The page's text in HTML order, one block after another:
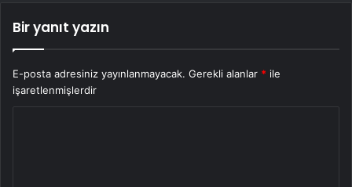
Bir yanıt yazın
E-posta adresiniz yayınlanmayacak. Gerekli alanlar * ile
işaretlenmişlerdir